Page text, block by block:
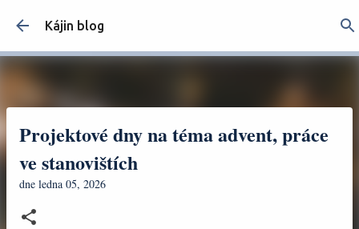
Kájin blog
Projektové dny na téma advent, práce
ve stanovištích
dne ledna 05, 2026